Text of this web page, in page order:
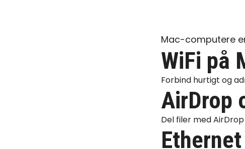
Mac-computere
WiFi på
Forbind hurtigt og
AirDrop
Del filer med
Ethernet